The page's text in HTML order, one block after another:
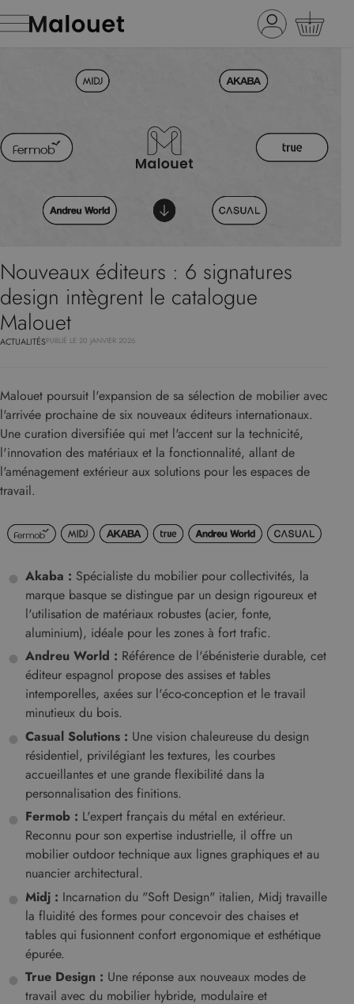
Nouveaux éditeurs : 6 signatures
design intègrent le catalogue
Malouet
ACTUALITÉSPUBLIÉ LE 20 JANVIER 2026
Malouet poursuit l'expansion de sa sélection de mobilier avec
l'arrivée prochaine de six nouveaux éditeurs internationaux.
Une curation diversifiée qui met l'accent sur la technicité,
l'innovation des matériaux et la fonctionnalité, allant de
l'aménagement extérieur aux solutions pour les espaces de
travail.
Akaba : Spécialiste du mobilier pour collectivités, la
marque basque se distingue par un design rigoureux et
l'utilisation de matériaux robustes (acier, fonte,
aluminium), idéale pour les zones à fort trafic.
Andreu World : Référence de l'ébénisterie durable, cet
éditeur espagnol propose des assises et tables
intemporelles, axées sur l'éco-conception et le travail
minutieux du bois.
Casual Solutions : Une vision chaleureuse du design
résidentiel, privilégiant les textures, les courbes
accueillantes et une grande flexibilité dans la
personnalisation des finitions.
Fermob : L'expert français du métal en extérieur.
Reconnu pour son expertise industrielle, il offre un
mobilier outdoor technique aux lignes graphiques et au
nuancier architectural.
Midj : Incarnation du "Soft Design" italien, Midj travaille
la fluidité des formes pour concevoir des chaises et
tables qui fusionnent confort ergonomique et esthétique
épurée.
True Design : Une réponse aux nouveaux modes de
travail avec du mobilier hybride, modulaire et